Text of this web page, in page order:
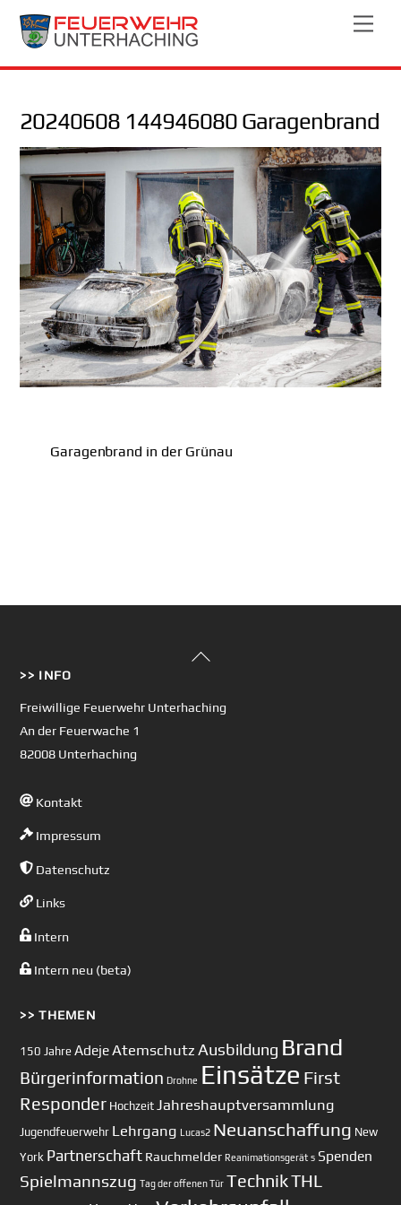
Skip
20240608 144946080 Garagenbrand
Garagenbrand in der Grünau
Back
>> INFO
Freiwillige Feuerwehr Unterhaching
An der Feuerwache 1
82008 Unterhaching
Kontakt
Impressum
Datenschutz
Links
Intern
Intern neu (beta)
>> THEMEN
150 Jahre AdejeAtemschutz Ausbildung Brand
Bürgerinformation Drohne Einsätze First
Responder Hochzeit Jahreshauptversammlung
Jugendfeuerwehr Lehrgang Lucas2 Neuanschaffung New
York Partnerschaft Rauchmelder Reanimationsgerät s Spenden
Spielmannszug Tag der offenen Tür TechnikTHL